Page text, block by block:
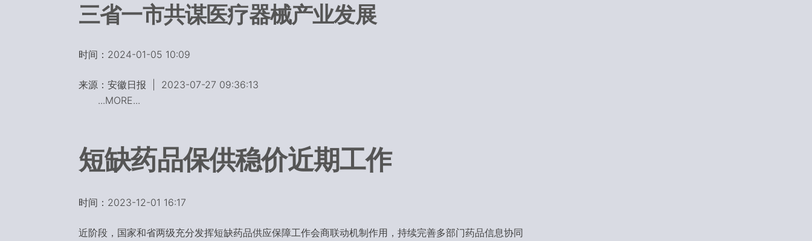
三省一市共谋医疗器械产业发展
时间：2024-01-05 10:09
来源：安徽日报 | 2023-07-27 09:36:13
...MORE...
短缺药品保供稳价近期工作
时间：2023-12-01 16:17
近阶段，国家和省两级充分发挥短缺药品供应保障工作会商联动机制作用，持续完善多部门药品信息协同